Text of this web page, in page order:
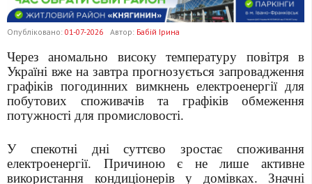
Опубліковано: 01-07-2026 Автор: Бабій Ірина
Через аномально високу температуру повітря в
Україні вже на завтра прогнозується запровадження
графіків погодинних вимкнень електроенергії для
побутових споживачів та графіків обмеження
потужності для промисловості.
У спекотні дні суттєво зростає споживання
електроенергії. Причиною є не лише активне
використання кондиціонерів у домівках. Значні